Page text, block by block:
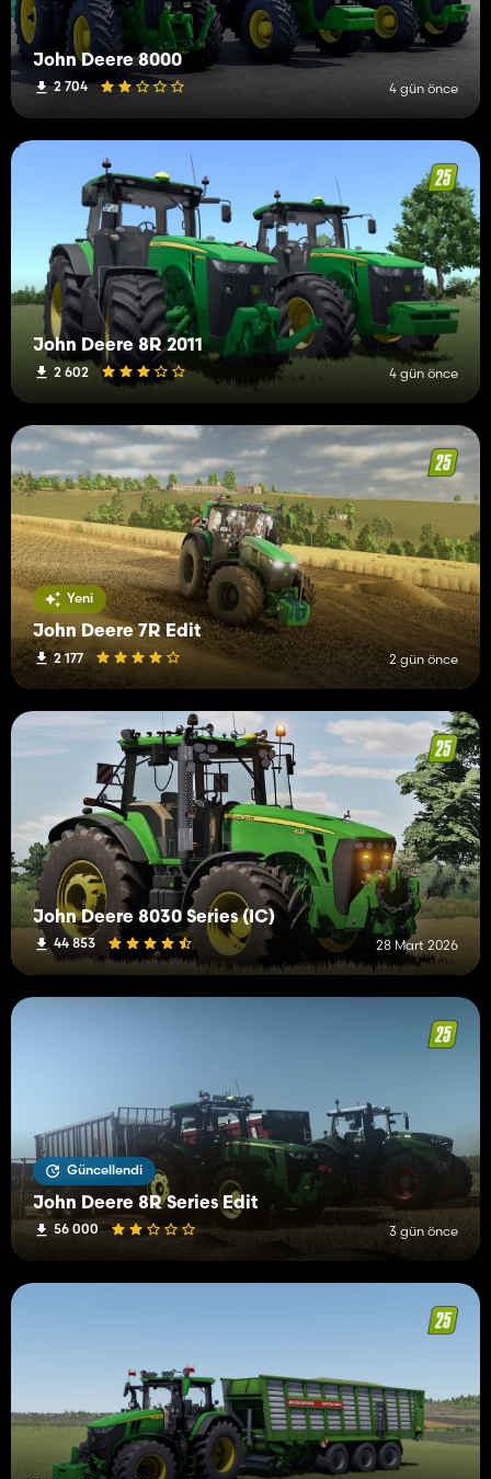
John Deere 8000
2 704 4 gün önce
John Deere 8R 2011
2 602 4 gün önce
Yeni
John Deere 7R Edit
2 177 2 gün önce
John Deere 8030 Series (IC)
44 853 28 Mart 2026
Güncellendi
John Deere 8R Series Edit
56 000 3 gün önce